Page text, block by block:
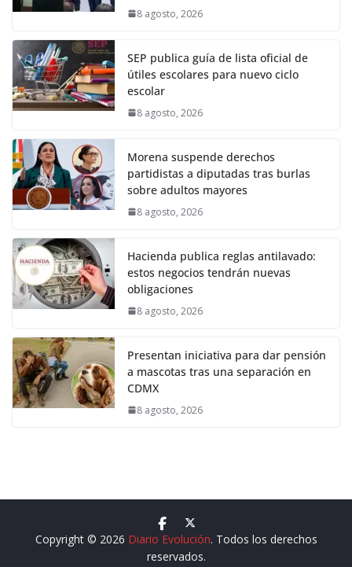
8 agosto, 2026
SEP publica guía de lista oficial de
útiles escolares para nuevo ciclo
escolar
8 agosto, 2026
Morena suspende derechos
partidistas a diputadas tras burlas
sobre adultos mayores
8 agosto, 2026
Hacienda publica reglas antilavado:
estos negocios tendrán nuevas
obligaciones
8 agosto, 2026
Presentan iniciativa para dar pensión
a mascotas tras una separación en
CDMX
8 agosto, 2026
Copyright © 2026 Diario Evolución. Todos los derechos
reservados.